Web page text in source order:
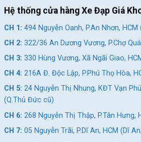
CH 2:
322/36 An Dương Vương,
5 cũ)
CH 3: 330 Hùng Vương, Xã Ngãi
BRVT cũ)
CH 4:216A Đ. Độc Lập, P.Phú
cũ)
CH 5:24 Nguyễn Thị Nhung, KĐT
HCM (Q.Thủ Đức cũ)
CH 6:268 Nguyễn Thị Thập,
Hệ thống cửa hàng Xe Đạp Giá
CH 1: 494 Nguyễn Oanh, P.An Nhơn,
CH 2: 322/36 An Dương Vương, P.Chợ
CH 3: 330 Hùng Vương, Xã Ngãi Giao,
CH 4: 216A Đ. Độc Lập, P.Phú Thọ Hòa,
CH 5: 24 Nguyễn Thị Nhung, KĐT Vạn
(Q.Thủ Đức cũ)
CH 6: 268 Nguyễn Thị Thập, P.Tân Hưng,
CH 7: 05 Nguyễn Trãi, P.Dĩ An, HCM (Dĩ